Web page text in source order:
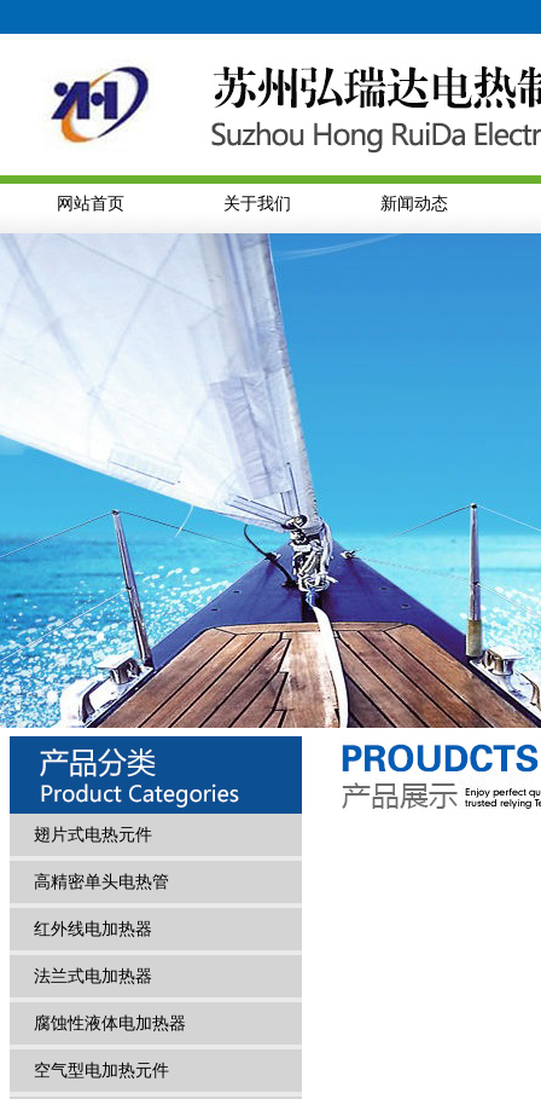
网站首页 关于我们 新闻动态
翅片式电热元件
高精密单头电热管
红外线电加热器
法兰式电加热器
腐蚀性液体电加热器
空气型电加热元件